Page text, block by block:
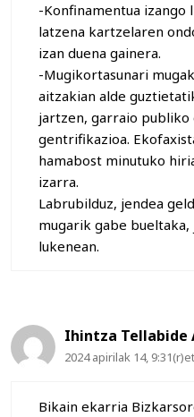
-Konfinamentua
latzena kartzelaren
izan duena gainera.
-Mugikortasunari
aitzakian alde
jartzen, garraio publiko
gentrifikazioa.
hamabost minutuko
izarra.
Labrubilduz, jendea
mugarik gabe
lukenean.
Ihintza Tellabide
2024 apirilak 14,
Bikain ekarria